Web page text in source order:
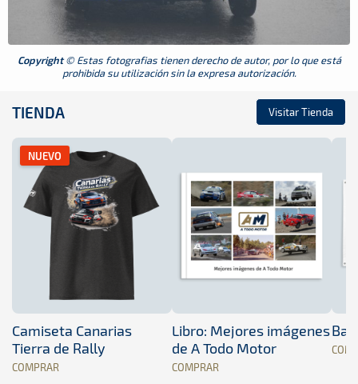
Copyright© Estas fotografias tienen derecho de autor, por lo que está
prohibida su utilización sin la expresa autorización.
TIENDA Visitar Tienda
NUEVO
Camiseta Canarias
Tierra de Rally
COMPRAR
Libro: Mejores imágenes
de A Todo Motor
COMPRAR